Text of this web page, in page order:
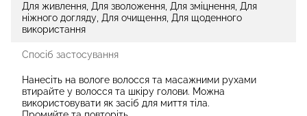
Для живлення, Для зволоження, Для зміцнення, Для
ніжного догляду, Для очищення, Для щоденного
використання
Спосіб застосування
Нанесіть на вологе волосся та масажними рухами
втирайте у волосся та шкіру голови. Можна
використовувати як засіб для миття тіла.